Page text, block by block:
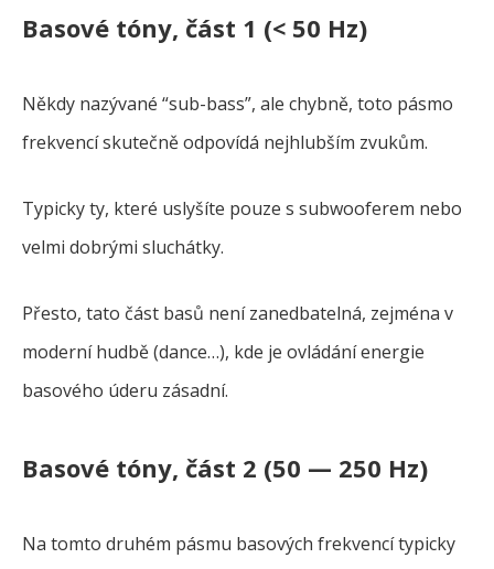
Basové tóny, část 1 (< 50 Hz)
Někdy nazývané “sub-bass”, ale chybně, toto pásmo
frekvencí skutečně odpovídá nejhlubším zvukům.
Typicky ty, které uslyšíte pouze s subwooferem nebo
velmi dobrými sluchátky.
Přesto, tato část basů není zanedbatelná, zejména v
moderní hudbě (dance…), kde je ovládání energie
basového úderu zásadní.
Basové tóny, část 2 (50 — 250 Hz)
Na tomto druhém pásmu basových frekvencí typicky